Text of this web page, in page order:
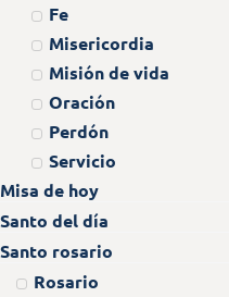
Fe
Misericordia
Misión de vida
Oración
Perdón
Servicio
Misa de hoy
Santo del día
Santo rosario
Rosario